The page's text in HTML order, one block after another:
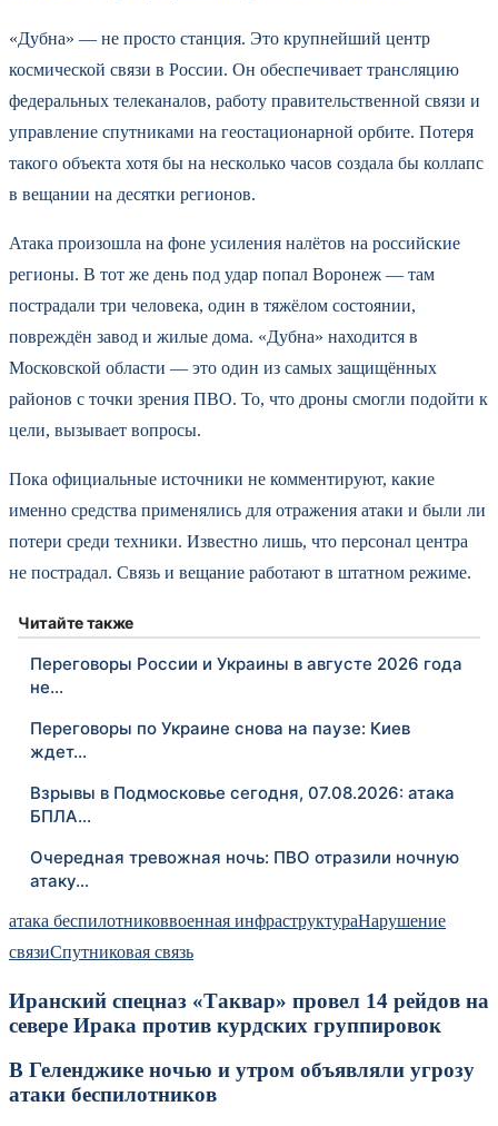
«Дубна» — не просто станция. Это крупнейший центр
космической связи в России. Он обеспечивает трансляцию
федеральных телеканалов, работу правительственной связи и
управление спутниками на геостационарной орбите. Потеря
такого объекта хотя бы на несколько часов создала бы коллапс
в вещании на десятки регионов.
Атака произошла на фоне усиления налётов на российские
регионы. В тот же день под удар попал Воронеж — там
пострадали три человека, один в тяжёлом состоянии,
повреждён завод и жилые дома. «Дубна» находится в
Московской области — это один из самых защищённых
районов с точки зрения ПВО. То, что дроны смогли подойти к
цели, вызывает вопросы.
Пока официальные источники не комментируют, какие
именно средства применялись для отражения атаки и были ли
потери среди техники. Известно лишь, что персонал центра
не пострадал. Связь и вещание работают в штатном режиме.
Читайте также
Переговоры России и Украины в августе 2026 года
не…
Переговоры по Украине снова на паузе: Киев
ждет…
Взрывы в Подмосковье сегодня, 07.08.2026: атака
БПЛА…
Очередная тревожная ночь: ПВО отразили ночную
атаку…
атака беспилотниковвоенная инфраструктураНарушение
связиСпутниковая связь
Иранский спецназ «Таквар» провел 14 рейдов на
севере Ирака против курдских группировок
В Геленджике ночью и утром объявляли угрозу
атаки беспилотников